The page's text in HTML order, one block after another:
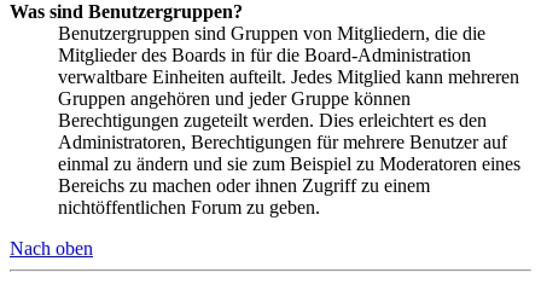
Was sind Benutzergruppen?
Benutzergruppen sind Gruppen von Mitgliedern, die die
Mitglieder des Boards in für die Board-Administration
verwaltbare Einheiten aufteilt. Jedes Mitglied kann mehreren
Gruppen angehören und jeder Gruppe können
Berechtigungen zugeteilt werden. Dies erleichtert es den
Administratoren, Berechtigungen für mehrere Benutzer auf
einmal zu ändern und sie zum Beispiel zu Moderatoren eines
Bereichs zu machen oder ihnen Zugriff zu einem
nichtöffentlichen Forum zu geben.
Nach oben